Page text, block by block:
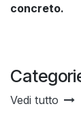
concreto.
Vedi tutto